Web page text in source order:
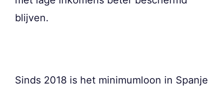
blijven.
Sinds 2018 is het minimumloon in Spanje